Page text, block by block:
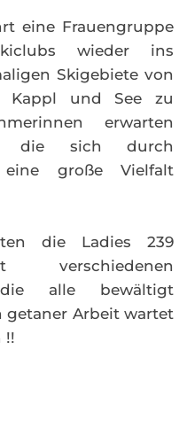
eine Frauengruppe
wieder ins
Skigebiete von
Kappl und See zu
erwarten
die sich durch
eine große Vielfalt
die Ladies 239
verschiedenen
die alle bewältigt
getaner Arbeit wartet
!!